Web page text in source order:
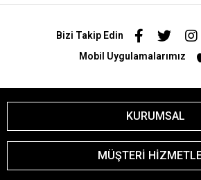
Bizi Takip Edin
Mobil Uygulamalarımız
KURUMSAL
MÜŞTERİ